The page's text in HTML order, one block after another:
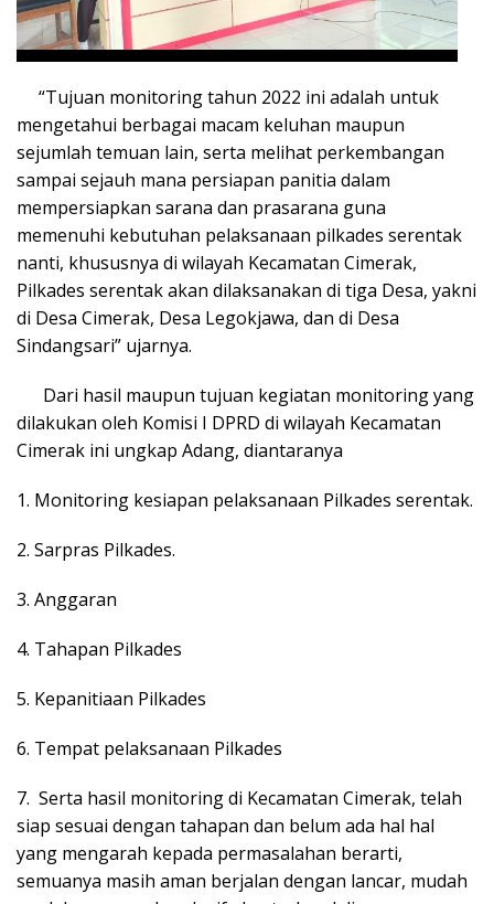
“Tujuan monitoring tahun 2022 ini adalah untuk
mengetahui berbagai macam keluhan maupun
sejumlah temuan lain, serta melihat perkembangan
sampai sejauh mana persiapan panitia dalam
mempersiapkan sarana dan prasarana guna
memenuhi kebutuhan pelaksanaan pilkades serentak
nanti, khususnya di wilayah Kecamatan Cimerak,
Pilkades serentak akan dilaksanakan di tiga Desa, yakni
di Desa Cimerak, Desa Legokjawa, dan di Desa
Sindangsari” ujarnya.
Dari hasil maupun tujuan kegiatan monitoring yang
dilakukan oleh Komisi I DPRD di wilayah Kecamatan
Cimerak ini ungkap Adang, diantaranya
1. Monitoring kesiapan pelaksanaan Pilkades serentak.
2. Sarpras Pilkades.
3. Anggaran
4. Tahapan Pilkades
5. Kepanitiaan Pilkades
6. Tempat pelaksanaan Pilkades
7. Serta hasil monitoring di Kecamatan Cimerak, telah
siap sesuai dengan tahapan dan belum ada hal hal
yang mengarah kepada permasalahan berarti,
semuanya masih aman berjalan dengan lancar, mudah